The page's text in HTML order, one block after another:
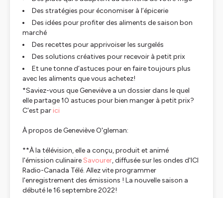
Des stratégies pour économiser à l’épicerie
Des idées pour profiter des aliments de saison bon
marché
Des recettes pour apprivoiser les surgelés
Des solutions créatives pour recevoir à petit prix
Et une tonne d’astuces pour en faire toujours plus
avec les aliments que vous achetez!
*Saviez-vous que Geneviève a un dossier dans le quel
elle partage 10 astuces pour bien manger à petit prix?
C'est par ici
À propos de Geneviève O'gleman:
**À la télévision, elle a conçu, produit et animé
l'émission culinaireSavourer, diffusée sur les ondes d'ICI
Radio-Canada Télé. Allez vite programmer
l'enregistrement des émissions ! La nouvelle saison a
débuté le 16 septembre 2022!